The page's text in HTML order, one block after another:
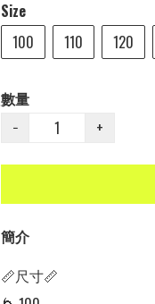
Size
100
110 120
數量
−
+
簡介
📏尺寸📏